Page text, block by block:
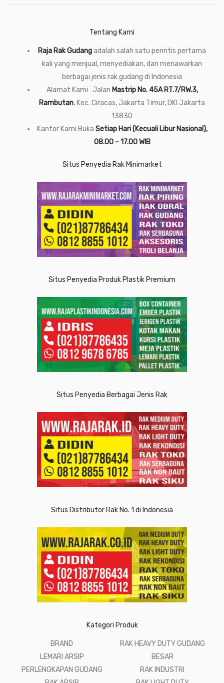
Tentang Kami
Raja Rak Gudangadalah salah satu perintis pertama
kali yang menjual, menyediakan, dan menawarkan
berbagai jenis rak gudang di Indonesia
Alamat Kami : Jalan Mastrip No. 45A RT.7/RW.3,
Rambutan, Kec. Ciracas, Jakarta Timur, DKI Jakarta
13830
Kantor Kami Buka Setiap Hari (Kecuali Libur Nasional),
08.00 – 17.00 WIB
Situs Penyedia Rak Minimarket
Situs Penyedia Produk Plastik Premium
Situs Penyedia Berbagai Jenis Rak
Situs Distributor Rak No. 1 di Indonesia
Kategori Produk
BRAND
LEMARI ARSIP
PERLENGKAPAN GUDANG
RAK HEAVY DUTY GUDANG
BESAR
RAK INDUSTRI